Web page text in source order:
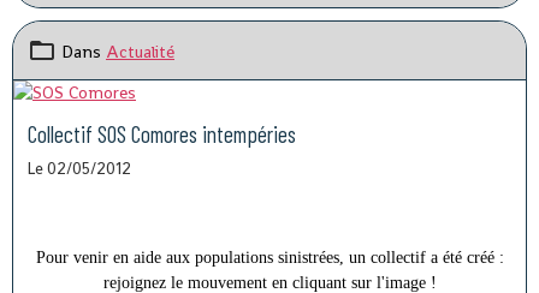
Dans Actualité
Collectif SOS Comores intempéries
Le 02/05/2012
Pour venir en aide aux populations sinistrées, un collectif a été créé :
rejoignez le mouvement en cliquant sur l'image !